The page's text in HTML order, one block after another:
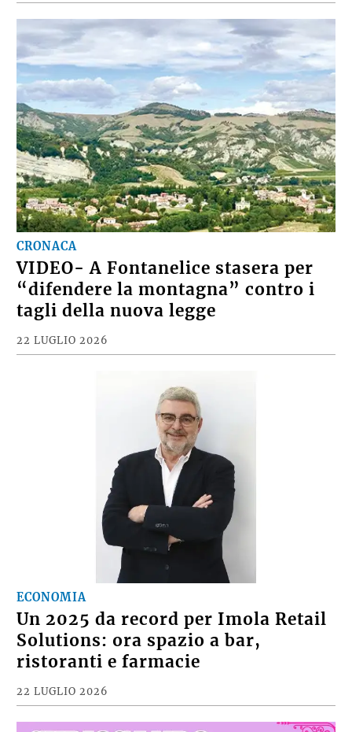
CRONACA
VIDEO- A Fontanelice stasera per
“difendere la montagna” contro i
tagli della nuova legge
22 LUGLIO 2026
ECONOMIA
Un 2025 da record per Imola Retail
Solutions: ora spazio a bar,
ristoranti e farmacie
22 LUGLIO 2026